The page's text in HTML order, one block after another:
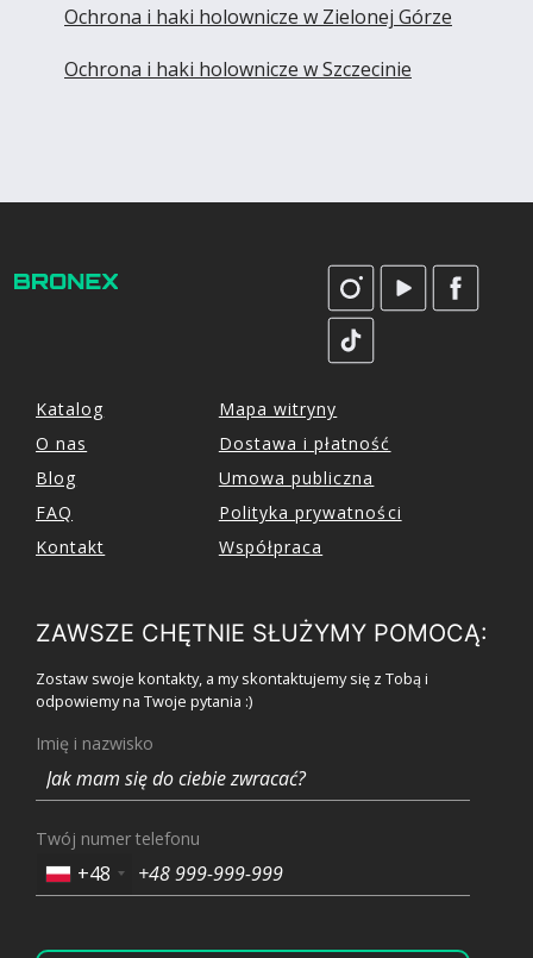
Ochrona i haki holownicze w Zielonej Górze
Ochrona i haki holownicze w Szczecinie
Katalog
O nas
Blog
FAQ
Kontakt
Mapa witryny
Dostawa i płatność
Umowa publiczna
Polityka prywatności
Współpraca
ZAWSZE CHĘTNIE SŁUŻYMY POMOCĄ:
Zostaw swoje kontakty, a my skontaktujemy się z Tobą i
odpowiemy na Twoje pytania :)
Imię i nazwisko
Twój numer telefonu
+48